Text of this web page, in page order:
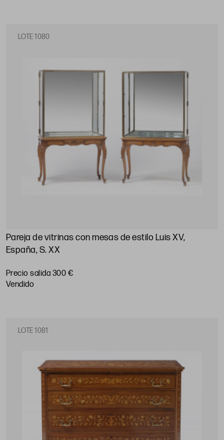
LOTE 1080
Pareja de vitrinas con mesas de estilo Luis XV,
España, S. XX
Precio salida 300 €
vendido
LOTE 1081